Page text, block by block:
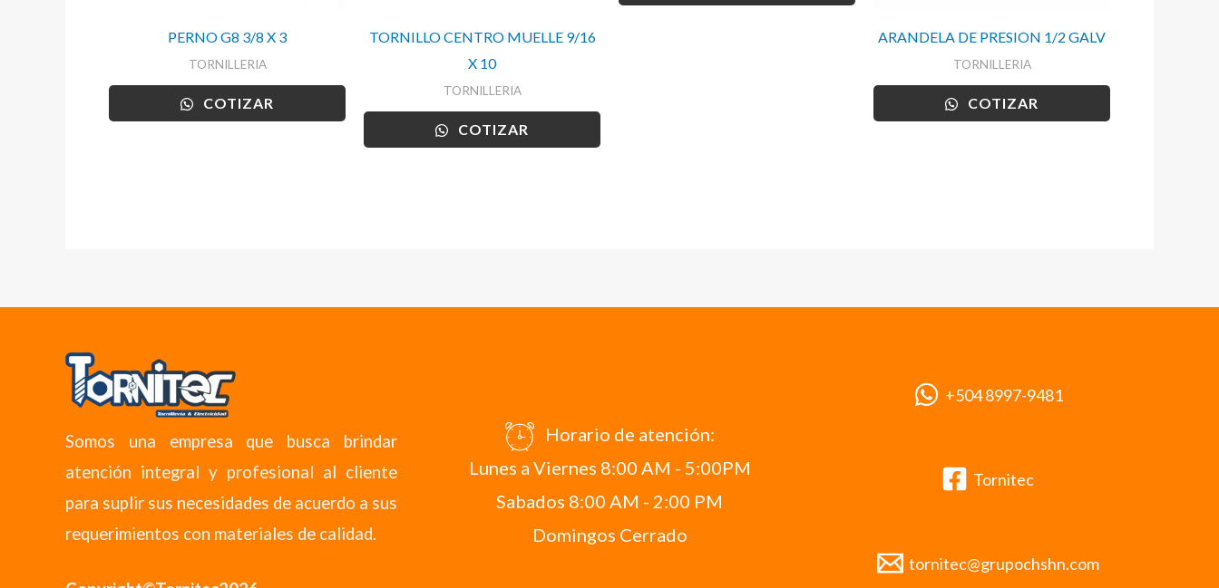
PERNO G8 3/8 X 3
TORNILLERIA
COTIZAR
TORNILLO CENTRO MUELLE 9/16
X 10
TORNILLERIA
COTIZAR
ARANDELA DE PRESION 1/2 GALV
TORNILLERIA
COTIZAR
Somos una empresa que busca brindar
atención integral y profesional al cliente
para suplir sus necesidades de acuerdo a sus
requerimientos con materiales de calidad.
Horario de atención:
Lunes a Viernes 8:00 AM - 5:00PM
Sabados 8:00 AM - 2:00 PM
Domingos Cerrado
+504 8997-9481
Tornitec
tornitec@grupochshn.com